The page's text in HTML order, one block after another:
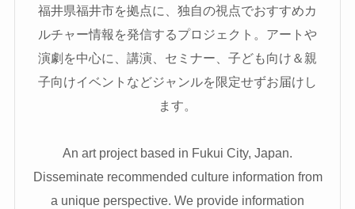
福井県福井市を拠点に、独自の視点でおすすめカ
ルチャー情報を発信するプロジェクト。アートや
演劇を中心に、講演、セミナー、子ども向け＆親
子向けイベントなどジャンルを限定せずお届けし
ます。
An art project based in Fukui City, Japan.
Disseminate recommended culture information from
a unique perspective. We provide information